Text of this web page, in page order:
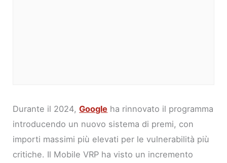
Durante il 2024,Google ha rinnovato il programma
introducendo un nuovo sistema di premi, con
importi massimi più elevati per le vulnerabilità più
critiche. Il Mobile VRP ha visto un incremento